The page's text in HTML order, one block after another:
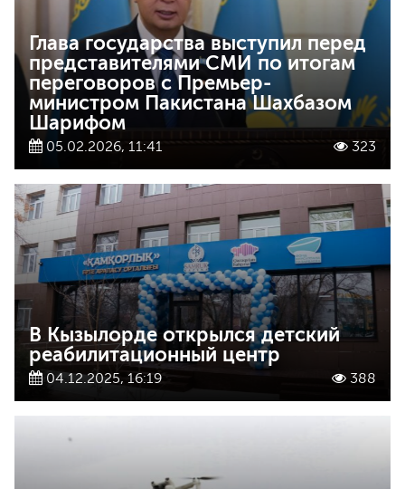
Глава государства выступил перед
представителями СМИ по итогам
переговоров с Премьер-
министром Пакистана Шахбазом
Шарифом
05.02.2026, 11:41 323
В Кызылорде открылся детский
реабилитационный центр
04.12.2025, 16:19 388